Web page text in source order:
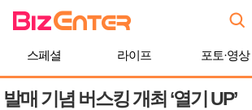
스페셜 라이프 포토·영상
매 기념 버스킹 개최 ‘열기 UP’